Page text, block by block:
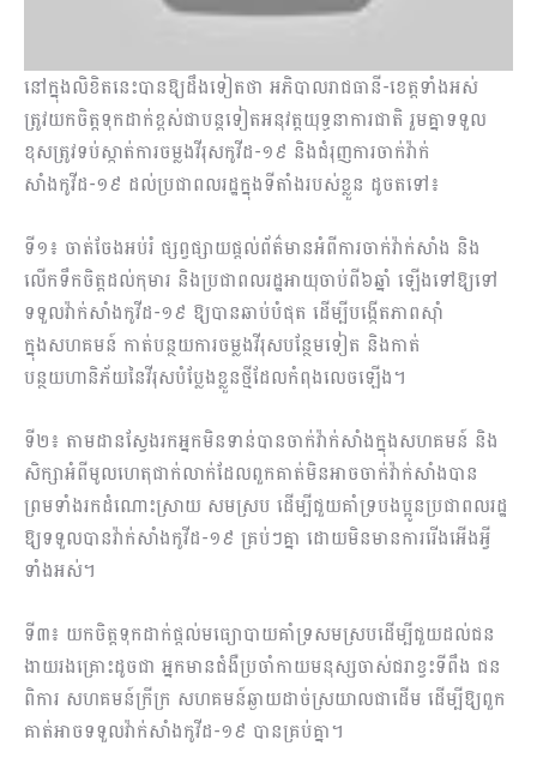
នៅក្នុងលិខិតនេះបានឱ្យដឹងទៀតថា អភិបាលរាជធានី-ខេត្តទាំងអស់
ត្រូវយកចិត្តទុកដាក់ខ្ពស់ជាបន្តទៀតអនុវត្តយុទ្ធនាការជាតិ រួមគ្នាទទួល
ខុសត្រូវទប់ស្កាត់ការចម្លងវីរុសកូវីដ-១៩ និងជំរុញការចាក់វ៉ាក់
សាំងកូវីដ-១៩ ដល់ប្រជាពលរដ្ឋក្នុងទីតាំងរបស់ខ្លួន ដូចតទៅ៖
ទី១៖ ចាត់ចែងអប់រំ ផ្សព្វផ្សាយផ្តល់ព័ត៌មានអំពីការចាក់វ៉ាក់សាំង និង
លើកទឹកចិត្តដល់កុមារ និងប្រជាពលរដ្ឋអាយុចាប់ពី៦ឆ្នាំ ឡើងទៅឱ្យទៅ
ទទួលវ៉ាក់សាំងកូវីដ-១៩ ឱ្យបានឆាប់បំផុត ដើម្បីបង្កើតភាពស៊ាំ
ក្នុងសហគមន៍ កាត់បន្ថយការចម្លងវីរុសបន្ថែមទៀត និងកាត់
បន្ថយហានិភ័យនៃវីរុសបំប្លែងខ្លួនថ្មីដែលកំពុងលេចឡើង។
ទី២៖ តាមដានស្វែងរកអ្នកមិនទាន់បានចាក់វ៉ាក់សាំងក្នុងសហគមន៍ និង
សិក្សាអំពីមូលហេតុជាក់លាក់ដែលពួកគាត់មិនអាចចាក់វ៉ាក់សាំងបាន
ព្រមទាំងរកដំណោះស្រាយ សមស្រប ដើម្បីជួយគាំទ្របងប្អូនប្រជាពលរដ្ឋ
ឱ្យទទួលបានវ៉ាក់សាំងកូវីដ-១៩ គ្រប់ៗគ្នា ដោយមិនមានការរើងអើងអ្វី
ទាំងអស់។
ទី៣៖ យកចិត្តទុកដាក់ផ្តល់មធ្យោបាយគាំទ្រសមស្របដើម្បីជួយដល់ជន
ងាយរងគ្រោះដូចជា អ្នកមានជំងឺប្រចាំកាយមនុស្សចាស់ជរាខ្វះទីពឹង ជន
ពិការ សហគមន៍ក្រីក្រ សហគមន៍ឆ្ងាយដាច់ស្រយាលជាដើម ដើម្បីឱ្យពួក
គាត់អាចទទួលវ៉ាក់សាំងកូវីដ-១៩ បានគ្រប់គ្នា។